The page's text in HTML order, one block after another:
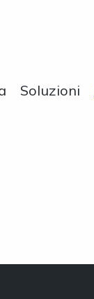
Soluzioni